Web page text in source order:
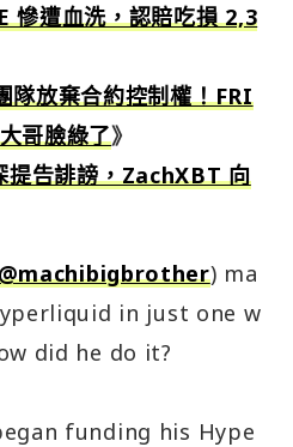
慘遭血洗，認賠吃損 2,3
放棄合約控制權！FRI
哥臉綠了》
提告誹謗，ZachXBT 向
) ma
in just one w
did he do it?
funding his Hype